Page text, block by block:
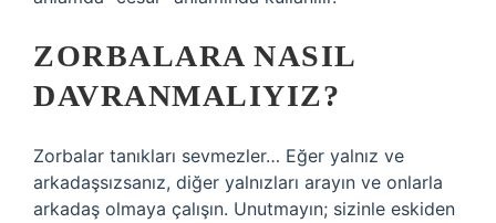
ZORBALARA NASIL
DAVRANMALIYIZ?
Zorbalar tanıkları sevmezler… Eğer yalnız ve
arkadaşsızsanız, diğer yalnızları arayın ve onlarla
arkadaş olmaya çalışın. Unutmayın; sizinle eskiden